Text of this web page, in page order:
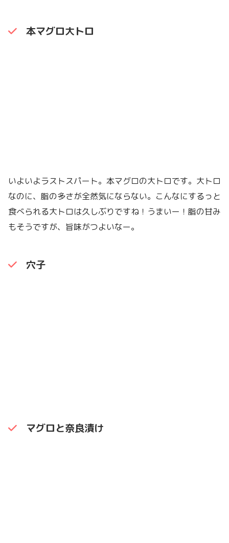
本マグロ大トロ
いよいよラストスパート。本マグロの大トロです。大トロ
なのに、脂の多さが全然気にならない。こんなにするっと
食べられる大トロは久しぶりですね！うまいー！脂の甘み
もそうですが、旨味がつよいなー。
穴子
マグロと奈良漬け